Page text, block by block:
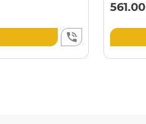
561.00